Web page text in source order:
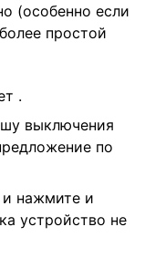
(особенно если
простой
.
выключения
по
и нажмите и
устройство не